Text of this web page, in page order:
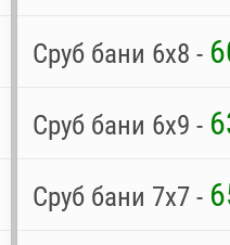
Сруб бани 6х8 -
Сруб бани 6х9 -
Сруб бани 7х7 -